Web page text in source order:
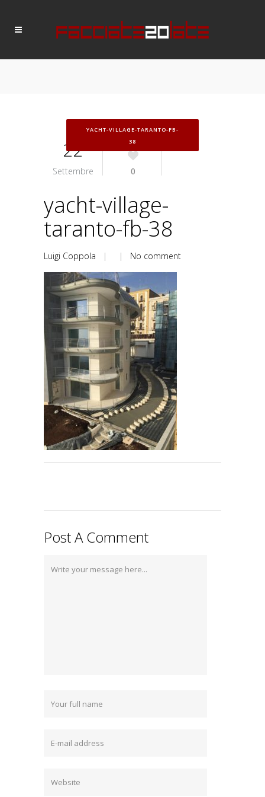
YACHT-VILLAGE-TARANTO-FB-
38
22
Settembre 0
yacht-village-
taranto-fb-38
Luigi Coppola | | No comment
Post A Comment